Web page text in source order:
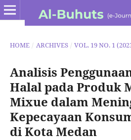
HOME / ARCHIVES / VOL. 19 NO. 1
Analisis
Halal pada Produk
Mixue dalam
Kepecayaan
di Kota Medan